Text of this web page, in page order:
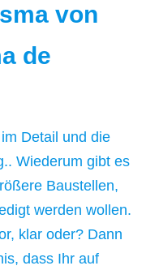
von
de
Detail und die
Wiederum gibt es
Baustellen,
werden wollen.
klar oder? Dann
dass Ihr auf